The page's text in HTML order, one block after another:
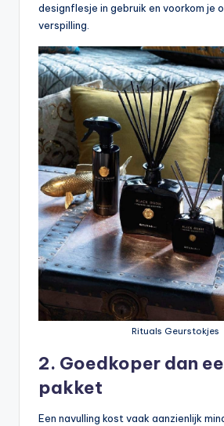
designflesje in gebruik en voorkom je
verspilling.
Rituals Geurstokjes
2. Goedkoper dan
pakket
Een navulling kost vaak aanzienlijk